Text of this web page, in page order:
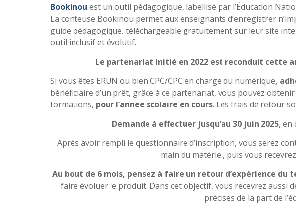
Bookinou est un outil pédagogique, labellisé par l’Éducation
La conteuse Bookinou permet aux enseignants d’enregistrer
guide pédagogique, téléchargeable gratuitement sur leur site
outil inclusif et évolutif.
Le partenariat initié en 2022 est reconduit cette
Si vous êtes ERUN ou bien CPC/CPC en charge du numérique,
bénéficiaire d’un prêt, grâce à ce partenariat, vous pouvez
formations, pour l’année scolaire en cours. Les frais de retour
Demande à effectuer jusqu’au 30 juin 2025, en
Après avoir rempli le questionnaire d’inscription, vous serez
main du matériel, puis vous
Au bout de 6 mois, pensez à faire un retour d’expérience du
faire évoluer le produit. Dans cet objectif, vous recevrez aussi
précises de la part de